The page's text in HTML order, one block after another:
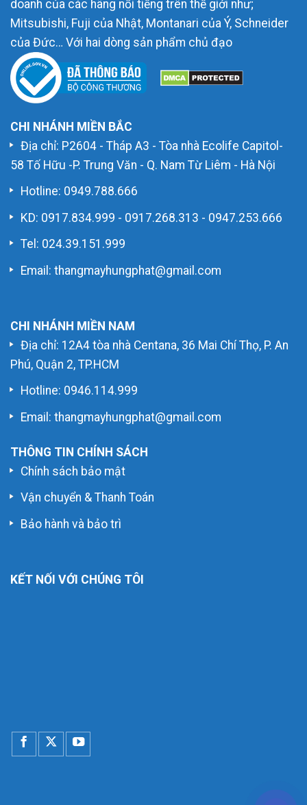
doanh của các hãng nổi tiếng trên thế giới như;
Mitsubishi, Fuji của Nhật, Montanari của Ý, Schneider
của Đức… Với hai dòng sản phẩm chủ đạo
CHI NHÁNH MIỀN BẮC
Địa chỉ: P2604 - Tháp A3 - Tòa nhà Ecolife Capitol-
58 Tố Hữu -P. Trung Văn - Q. Nam Từ Liêm - Hà Nội
Hotline: 0949.788.666
KD: 0917.834.999 - 0917.268.313 - 0947.253.666
Tel: 024.39.151.999
Email: thangmayhungphat@gmail.com
CHI NHÁNH MIỀN NAM
Địa chỉ: 12A4 tòa nhà Centana, 36 Mai Chí Thọ, P. An
Phú, Quận 2, TP.HCM
Hotline: 0946.114.999
Email: thangmayhungphat@gmail.com
THÔNG TIN CHÍNH SÁCH
Chính sách bảo mật
Vận chuyển & Thanh Toán
Bảo hành và bảo trì
KẾT NỐI VỚI CHÚNG TÔI